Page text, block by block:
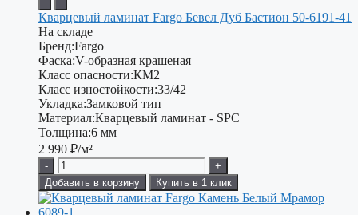
Кварцевый ламинат Fargo Бевел Дуб Бастион 50-6191-41
На складе
Бренд:Fargo
Фаска:V-образная крашеная
Класс опасности:КМ2
Класс изностойкости:33/42
Укладка:Замковой тип
Материал:Кварцевый ламинат - SPC
Толщина:6 мм
2 990 ₽/м²
-
+
Добавить в корзину
Купить в 1 клик